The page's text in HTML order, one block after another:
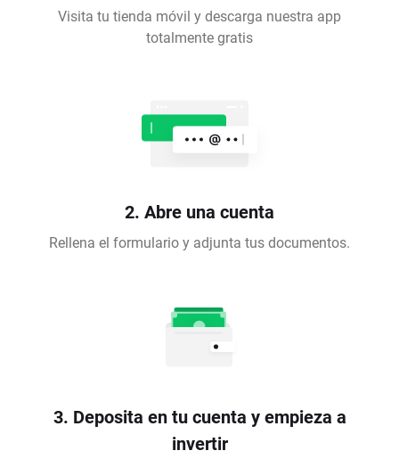
Visita tu tienda móvil y descarga nuestra app
totalmente gratis
2. Abre una cuenta
Rellena el formulario y adjunta tus documentos.
3. Deposita en tu cuenta y empieza a
invertir